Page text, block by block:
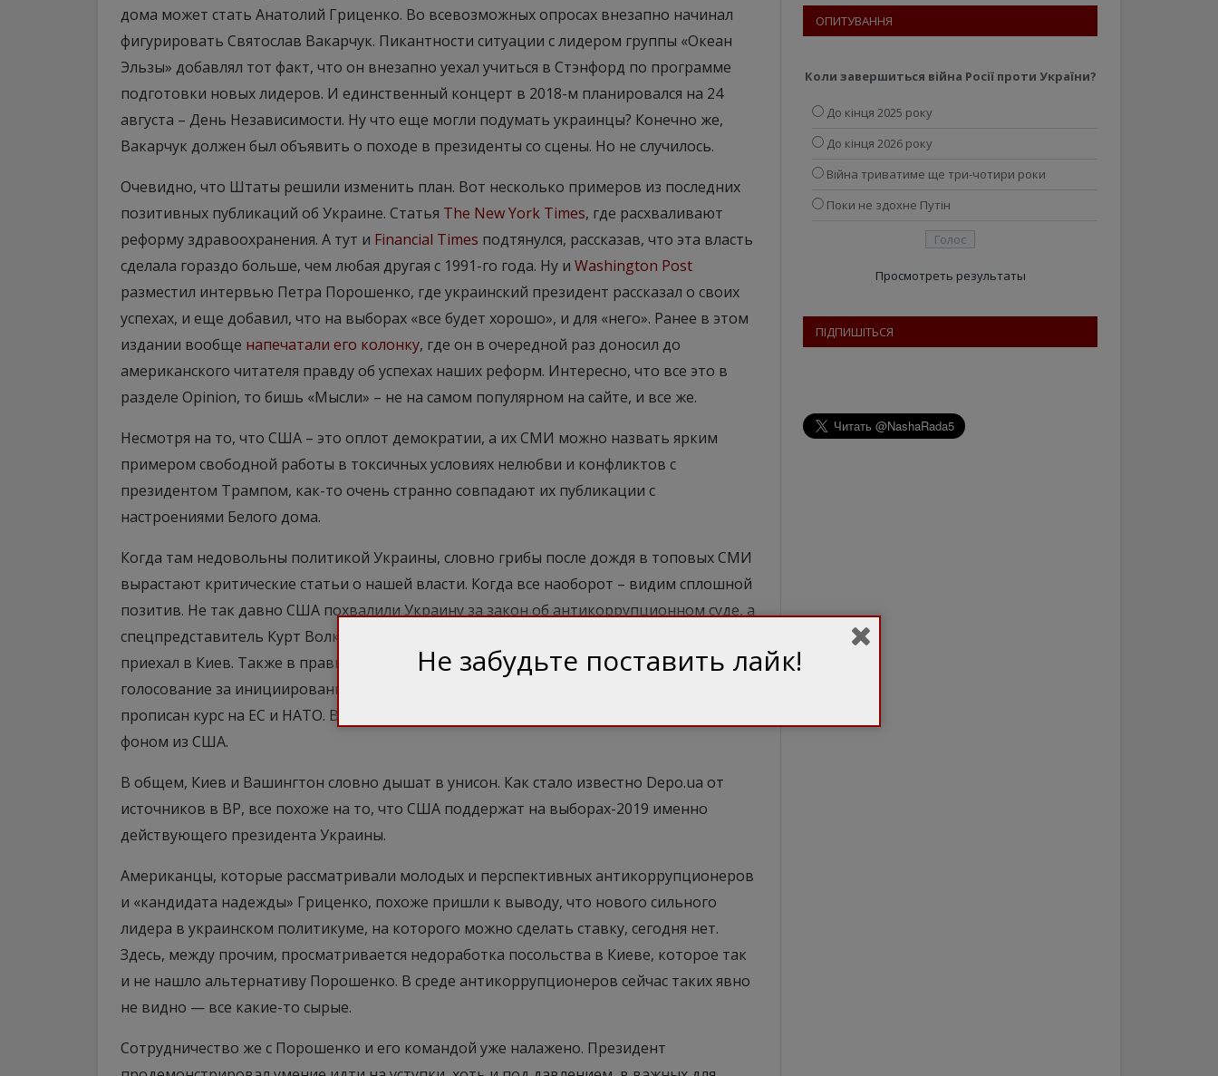
дома может стать Анатолий Гриценко. Во всевозможных опросах внезапно начинал
фигурировать Святослав Вакарчук. Пикантности ситуации с лидером группы «Океан
Эльзы» добавлял тот факт, что он внезапно уехал учиться в Стэнфорд по программе
подготовки новых лидеров. И единственный концерт в 2018-м планировался на 24
августа – День Независимости. Ну что еще могли подумать украинцы? Конечно же,
Вакарчук должен был объявить о походе в президенты со сцены. Но не случилось.
Очевидно, что Штаты решили изменить план. Вот несколько примеров из последних
позитивных публикаций об Украине. Статья The New York Times, где расхваливают
реформу здравоохранения. А тут и Financial Times подтянулся, рассказав, что эта власть
сделала гораздо больше, чем любая другая с 1991-го года. Ну и Washington Post
разместил интервью Петра Порошенко, где украинский президент рассказал о своих
успехах, и еще добавил, что на выборах «все будет хорошо», и для «него». Ранее в этом
издании вообще напечатали его колонку, где он в очередной раз доносил до
американского читателя правду об успехах наших реформ. Интересно, что все это в
разделе Opinion, то бишь «Мысли» – не на самом популярном на сайте, и все же.
Несмотря на то, что США – это оплот демократии, а их СМИ можно назвать ярким
примером свободной работы в токсичных условиях нелюбви и конфликтов с
президентом Трампом, как-то очень странно совпадают их публикации с
настроениями Белого дома.
Когда там недовольны политикой Украины, словно грибы после дождя в топовых СМИ
вырастают критические статьи о нашей власти. Когда все наоборот – видим сплошной
позитив. Не так давно США похвалили Украину за закон об антикоррупционном суде, а
спецпредставитель Курт Волкер обещал увеличение поставок вооружений и сейчас
приехал в Киев. Также в правительстве побывала делегация НАТО, а впереди
голосование за инициированные Порошенко изменения в Конституцию, где будет
прописан курс на ЕС и НАТО. Все это приправлено положительным информационным
фоном из США.
В общем, Киев и Вашингтон словно дышат в унисон. Как стало известно Depo.ua от
источников в ВР, все похоже на то, что США поддержат на выборах-2019 именно
действующего президента Украины.
Американцы, которые рассматривали молодых и перспективных антикоррупционеров
и «кандидата надежды» Гриценко, похоже пришли к выводу, что нового сильного
лидера в украинском политикуме, на которого можно сделать ставку, сегодня нет.
Здесь, между прочим, просматривается недоработка посольства в Киеве, которое так
и не нашло альтернативу Порошенко. В среде антикоррупционеров сейчас таких явно
не видно — все какие-то сырые.
Сотрудничество же с Порошенко и его командой уже налажено. Президент
ОПИТУВАННЯ
Коли завершиться війна Росії проти України?
До кінця 2025 року
До кінця 2026 року
Війна триватиме ще три-чотири роки
Поки не здохне Путін
Просмотреть результаты
ПІДПИШІТЬСЯ
Не забудьте поставить лайк!